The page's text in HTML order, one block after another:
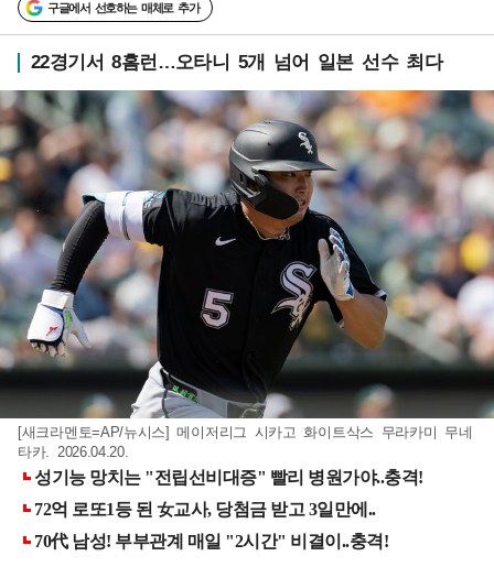
구글에서 선호하는 매체로 추가
22경기서 8홈런…오타니 5개 넘어 일본 선수 최다
[새크라멘토=AP/뉴시스] 메이저리그 시카고 화이트삭스 무라카미 무네
타카. 2026.04.20.